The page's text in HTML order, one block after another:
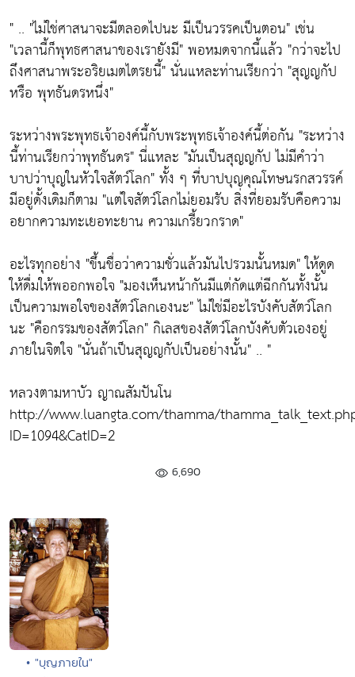
" .. "ไม่ใช่ศาสนาจะมีตลอดไปนะ มีเป็นวรรคเป็นตอน" เช่น
"เวลานี้ก็พุทธศาสนาของเรายังมี"พอหมดจากนี้แล้ว "กว่าจะไป
ถึงศาสนาพระอริยเมตไตรยนี้"นั่นแหละท่านเรียกว่า "สุญญกัป
หรือ พุทธันดรหนึ่ง"
ระหว่างพระพุทธเจ้าองค์นี้กับพระพุทธเจ้าองค์นี้ต่อกัน "ระหว่าง
นี้ท่านเรียกว่าพุทธันดร"นี่แหละ "มันเป็นสุญญกัป ไม่มีคำว่า
บาปว่าบุญในหัวใจสัตว์โลก" ทั้ง ๆ ที่บาปบุญคุณโทษนรกสวรรค์
มีอยู่ดั้งเดิมก็ตาม "แต่ใจสัตว์โลกไม่ยอมรับ สิ่งที่ยอมรับคือความ
อยากความทะเยอทะยาน ความเกรี้ยวกราด"
อะไรทุกอย่าง "ขึ้นชื่อว่าความชั่วแล้วมันไปรวมนั้นหมด"ให้ดูด
ให้ดื่มให้พออกพอใจ "มองเห็นหน้ากันมีแต่กัดแต่ฉีกกันทั้งนั้น
เป็นความพอใจของสัตว์โลกเองนะ"ไม่ใช่มีอะไรบังคับสัตว์โลก
นะ "คือกรรมของสัตว์โลก" กิเลสของสัตว์โลกบังคับตัวเองอยู่
ภายในจิตใจ "นั่นถ้าเป็นสุญญกัปเป็นอย่างนั้น" .. "
หลวงตามหาบัว ญาณสัมปันโน
http://www.luangta.com/thamma/
ID=1094&CatID=2
6,690
• "บุญภายใน"